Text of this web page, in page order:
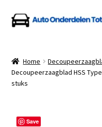
Ga
door
navigatie
Ga
naar
inhoud
Algemene Voorwaarden
Home
Decoupeerzaagblad HSS
stuks
Save